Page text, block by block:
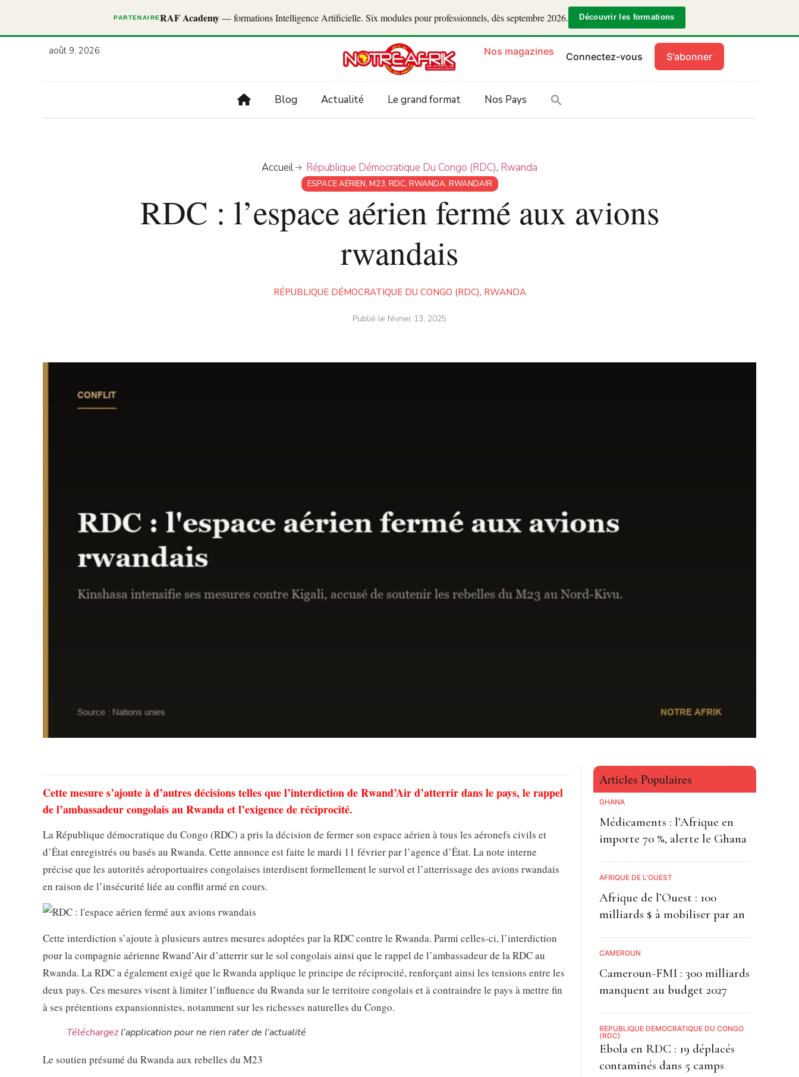
PARTENAIRERAF Academy— formations Intelligence Artificielle. Six modules pour professionnels, dès septembre 2026. Découvrir les formations
août 9, 2026 Nos magazines Connectez-vous S'abonner
Blog Actualité Le grand format Nos Pays
Accueil République Démocratique Du Congo (RDC), Rwanda
ESPACE AÉRIEN, M23, RDC, RWANDA, RWANDAIR
RDC : l’espace aérien fermé aux avions
rwandais
RÉPUBLIQUE DÉMOCRATIQUE DU CONGO (RDC), RWANDA
Publié lefévrier 13, 2025
Cette mesure s’ajoute à d’autres décisions telles que l’interdiction de Rwand’Air d’atterrir dans le pays, le rappel
de l’ambassadeur congolais au Rwanda et l’exigence de réciprocité.
La République démocratique du Congo (RDC) a pris la décision de fermer son espace aérien à tous les aéronefs civils et
d’État enregistrés ou basés au Rwanda. Cette annonce est faite le mardi 11 février par l’agence d’État. La note interne
précise que les autorités aéroportuaires congolaises interdisent formellement le survol et l’atterrissage des avions rwandais
en raison de l’insécurité liée au conflit armé en cours.
Cette interdiction s’ajoute à plusieurs autres mesures adoptées par la RDC contre le Rwanda. Parmi celles-ci, l’interdiction
pour la compagnie aérienne Rwand’Air d’atterrir sur le sol congolais ainsi que le rappel de l’ambassadeur de la RDC au
Rwanda. La RDC a également exigé que le Rwanda applique le principe de réciprocité, renforçant ainsi les tensions entre les
deux pays. Ces mesures visent à limiter l’influence du Rwanda sur le territoire congolais et à contraindre le pays à mettre fin
à ses prétentions expansionnistes, notamment sur les richesses naturelles du Congo.
Téléchargezl’application pour ne rien rater de l’actualité
Le soutien présumé du Rwanda aux rebelles du M23
Articles Populaires
GHANA
Médicaments : l’Afrique en
importe 70 %, alerte le Ghana
AFRIQUE DE L'OUEST
Afrique de l’Ouest : 100
milliards $ à mobiliser par an
CAMEROUN
Cameroun-FMI : 300 milliards
manquent au budget 2027
RÉPUBLIQUE DÉMOCRATIQUE DU CONGO
(RDC)
Ebola en RDC : 19 déplacés
contaminés dans 5 camps